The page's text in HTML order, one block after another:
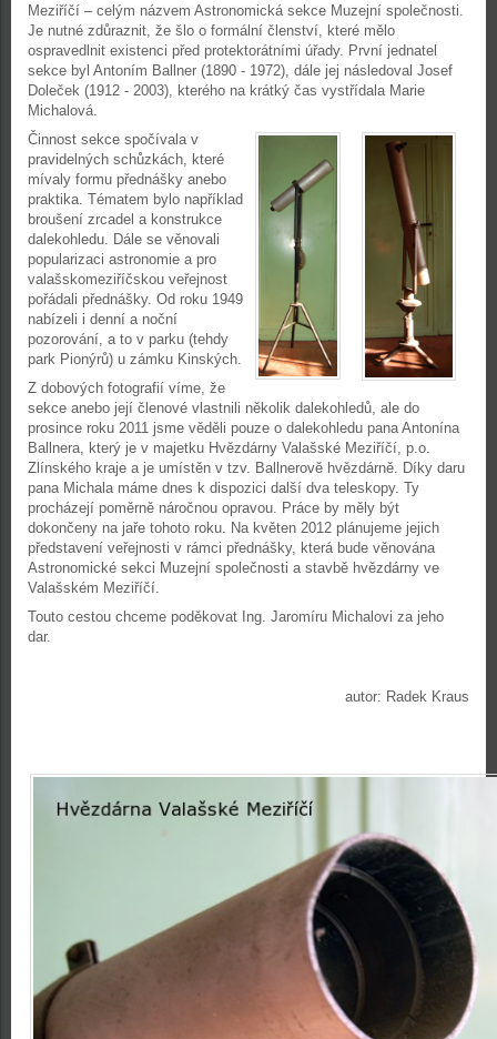
Meziříčí – celým názvem Astronomická sekce Muzejní společnosti.
Je nutné zdůraznit, že šlo o formální členství, které mělo
ospravedlnit existenci před protektorátními úřady. První jednatel
sekce byl Antoním Ballner (1890 - 1972), dále jej následoval Josef
Doleček (1912 - 2003), kterého na krátký čas vystřídala Marie
Michalová.
Činnost sekce spočívala v
pravidelných schůzkách, které
mívaly formu přednášky anebo
praktika. Tématem bylo například
broušení zrcadel a konstrukce
dalekohledu. Dále se věnovali
popularizaci astronomie a pro
valašskomeziříčskou veřejnost
pořádali přednášky. Od roku 1949
nabízeli i denní a noční
pozorování, a to v parku (tehdy
park Pionýrů) u zámku Kinských.
Z dobových fotografií víme, že
sekce anebo její členové vlastnili několik dalekohledů, ale do
prosince roku 2011 jsme věděli pouze o dalekohledu pana Antonína
Ballnera, který je v majetku Hvězdárny Valašské Meziříčí, p.o.
Zlínského kraje a je umístěn v tzv. Ballnerově hvězdárně. Díky daru
pana Michala máme dnes k dispozici další dva teleskopy. Ty
procházejí poměrně náročnou opravou. Práce by měly být
dokončeny na jaře tohoto roku. Na květen 2012 plánujeme jejich
představení veřejnosti v rámci přednášky, která bude věnována
Astronomické sekci Muzejní společnosti a stavbě hvězdárny ve
Valašském Meziříčí.
Touto cestou chceme poděkovat Ing. Jaromíru Michalovi za jeho
dar.
autor: Radek Kraus